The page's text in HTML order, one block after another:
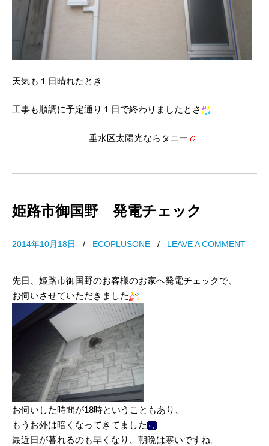
天気も１日晴れたとき
工事も順調に予定通り１日で終わりましたとさ
垂水区太陽光ならタニー
姫路市御国野 発電チェック
2014年10月18日 / ECOPLUSONE / LEAVE A COMMENT
先日、姫路市御国野のお客様のお家へ発電チェックで、
お伺いさせていただきました
お伺いした時間が18時ということもあり、
もうお外は暗くなってきてました
最近日が暮れるのも早くなり、朝晩は寒いですね。